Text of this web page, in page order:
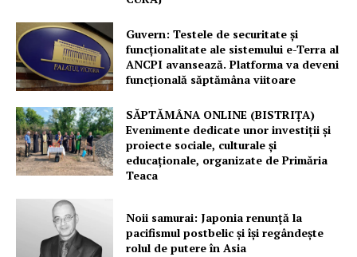
Guvern: Testele de securitate și
funcționalitate ale sistemului e-Terra al
ANCPI avansează. Platforma va deveni
funcțională săptămâna viitoare
SĂPTĂMÂNA ONLINE (BISTRIȚA)
Evenimente dedicate unor investiții și
proiecte sociale, culturale și
educaționale, organizate de Primăria
Teaca
Noii samurai: Japonia renunță la
pacifismul postbelic și își regândește
rolul de putere în Asia